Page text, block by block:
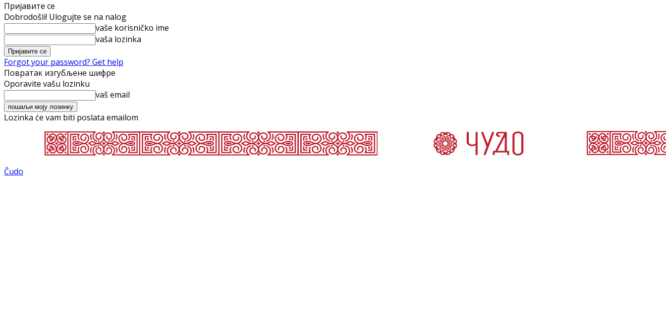
Пријавите се
Dobrodošli! Ulogujte se na nalog
vaše korisničko ime
vaša lozinka
Forgot your password? Get help
Повратак изгубљене шифре
Oporavite vašu lozinku
vaš email
Lozinka će vam biti poslata emailom
Čudo